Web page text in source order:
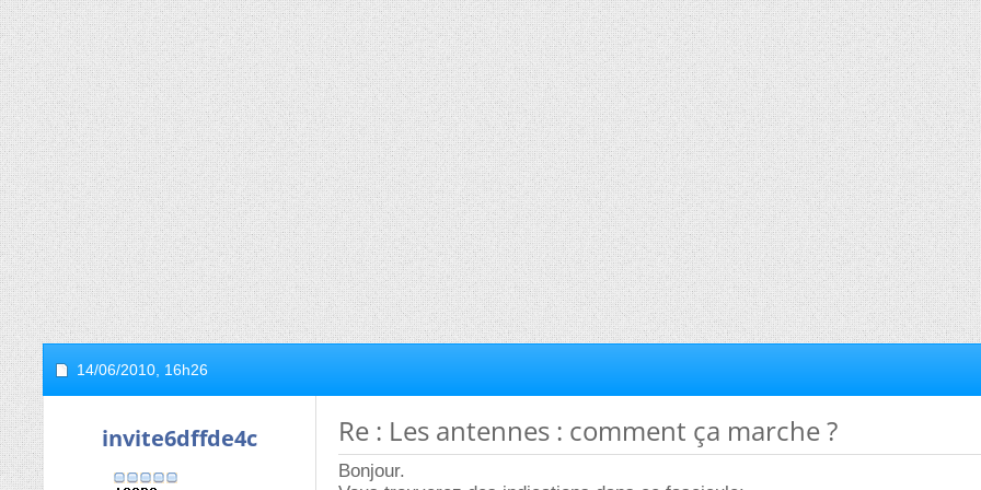
14/06/2010, 16h26
invite6dffde4c Re : Les antennes : comment ça marche ?
Bonjour.